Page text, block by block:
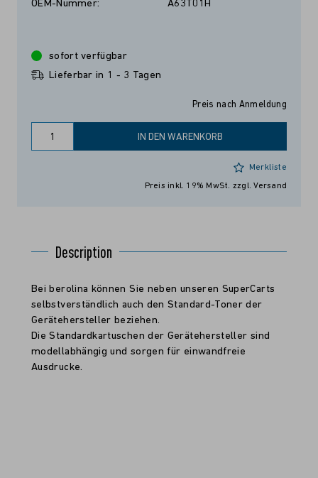
OEM-Nummer:
A63T01H
Preis nach Anmeldung
sofort verfügbar
Lieferbar in 1 - 3 Tagen
IN DEN WARENKORB
Merkliste
Preis inkl. 19% MwSt. zzgl. Versand
Description
Bei berolina können Sie neben unseren SuperCarts
selbstverständlich auch den Standard-Toner der
Gerätehersteller beziehen.
Die Standardkartuschen der Gerätehersteller sind
modellabhängig und sorgen für einwandfreie
Ausdrucke.